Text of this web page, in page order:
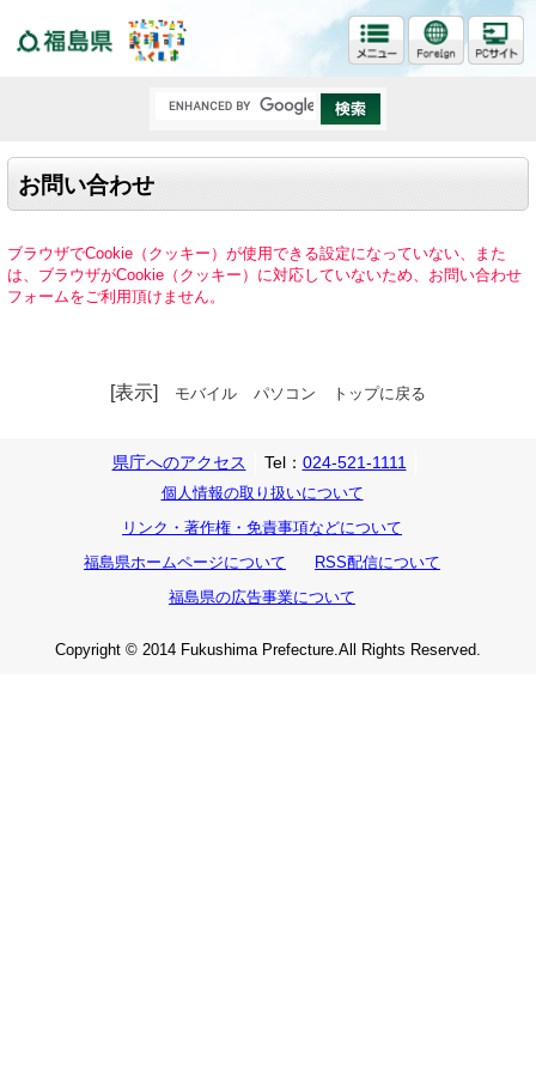
お問い合わせ
ブラウザでCookie（クッキー）が使用できる設定になっていない、また
は、ブラウザがCookie（クッキー）に対応していないため、お問い合わせ
フォームをご利用頂けません。
[表示] モバイル パソコン トップに戻る
県庁へのアクセス Tel： 024-521-1111
個人情報の取り扱いについて
リンク・著作権・免責事項などについて
福島県ホームページについて
RSS配信について
福島県の広告事業について
Copyright © 2014 Fukushima Prefecture.All Rights Reserved.